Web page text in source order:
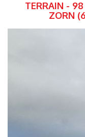
TERRAIN -
ZORN